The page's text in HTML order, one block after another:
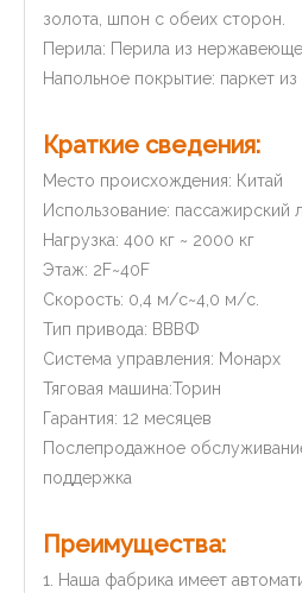
золота, шпон с обеих сторон.
Перила: Перила из
Напольное покрытие: паркет
Краткие сведения:
Место происхождения: Китай
Использование: пассажирский
Нагрузка: 400 кг ~ 2000 кг
Этаж: 2F~40F
Скорость: 0,4 м/с~4,0 м/с.
Тип привода: ВВВФ
Система управления: Монарх
Тяговая машина:Торин
Гарантия: 12 месяцев
Послепродажное
поддержка
Преимущества:
1. Наша фабрика имеет